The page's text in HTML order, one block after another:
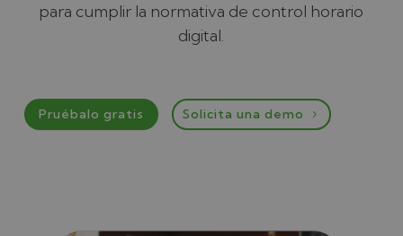
para cumplir la normativa de control horario
digital.
Pruébalo gratis Solicita una demo